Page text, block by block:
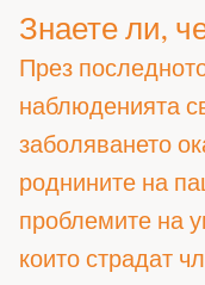
Знаете ли,
През
наблюденията
заболяването
роднините на
проблемите на
които страдат